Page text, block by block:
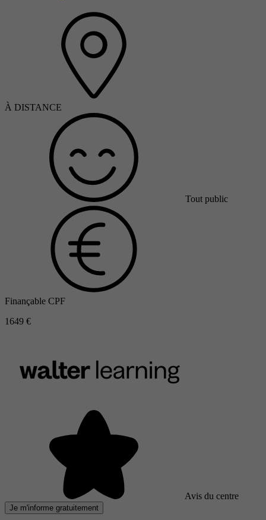
À DISTANCE
Tout public
Finançable CPF
1649 €
Avis du centre
Je m'informe gratuitement